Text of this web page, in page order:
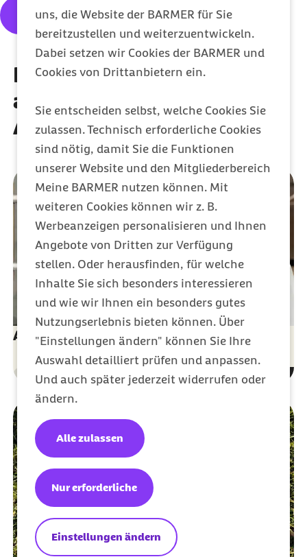
uns, die Website der BARMER für Sie
bereitzustellen und weiterzuentwickeln.
Dabei setzen wir Cookies der BARMER und
Cookies von Drittanbietern ein.
Sie entscheiden selbst, welche Cookies Sie
zulassen. Technisch erforderliche Cookies
sind nötig, damit Sie die Funktionen
unserer Website und den Mitgliederbereich
Meine BARMER nutzen können. Mit
weiteren Cookies können wir z. B.
Werbeanzeigen personalisieren und Ihnen
Angebote von Dritten zur Verfügung
stellen. Oder herausfinden, für welche
Inhalte Sie sich besonders interessieren
und wie wir Ihnen ein besonders gutes
Nutzungserlebnis bieten können. Über
"Einstellungen ändern" können Sie Ihre
Auswahl detailliert prüfen und anpassen.
Und auch später jederzeit widerrufen oder
ändern.
Einstellungen ändern
Nur erforderliche
Alle zulassen
Mitglied werden
In jeder Lebensphase
abgesichert – von
Ausbildung bis Ruhestand
Auszubildende
Kategorie
Mitgliedschaft